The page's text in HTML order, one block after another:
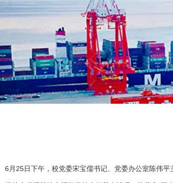
6月25日下午，校党委宋宝儒书记、党委办公室陈伟